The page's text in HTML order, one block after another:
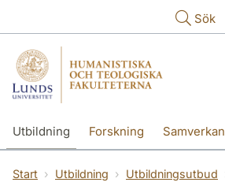
Sök
Utbildning Forskning Samverkan
Start Utbildning Utbildningsutbud